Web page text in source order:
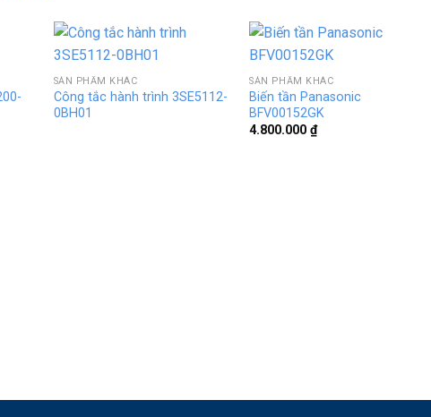
SẢN PHẨM KHÁC
Công tắc hành trình 3SE5112-
0BH01
SẢN PHẨM KHÁC
Biến tần Panasonic
BFV00152GK
4.800.000₫